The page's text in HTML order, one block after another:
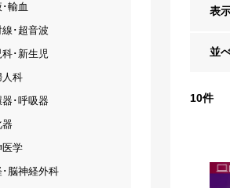
表
並
10件
輸血
･超音波
科･新生児
人科
器･呼吸器
器
医学
･脳神経外科